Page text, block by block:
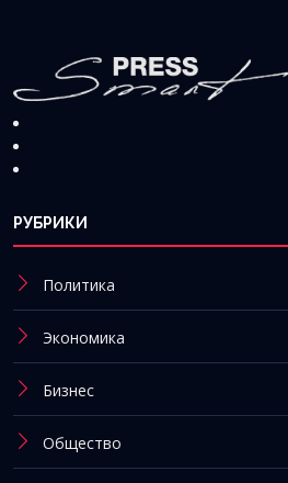
РУБРИКИ
Политика
Экономика
Бизнес
Общество